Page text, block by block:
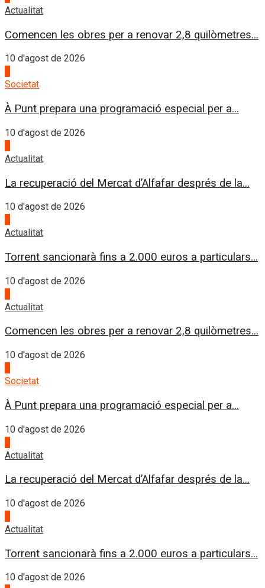
Actualitat
Comencen les obres per a renovar 2,8 quilòmetres...
10 d'agost de 2026
Societat
À Punt prepara una programació especial per a...
10 d'agost de 2026
Actualitat
La recuperació del Mercat d’Alfafar després de la...
10 d'agost de 2026
Actualitat
Torrent sancionarà fins a 2.000 euros a particulars...
10 d'agost de 2026
Actualitat
Comencen les obres per a renovar 2,8 quilòmetres...
10 d'agost de 2026
Societat
À Punt prepara una programació especial per a...
10 d'agost de 2026
Actualitat
La recuperació del Mercat d’Alfafar després de la...
10 d'agost de 2026
Actualitat
Torrent sancionarà fins a 2.000 euros a particulars...
10 d'agost de 2026